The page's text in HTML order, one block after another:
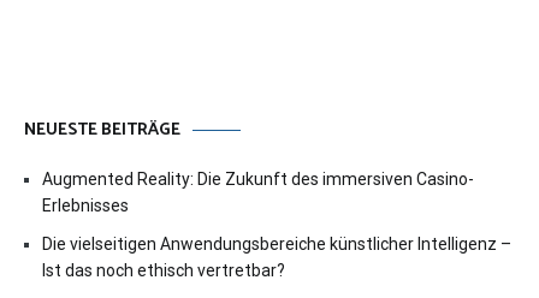
NEUESTE BEITRÄGE
Augmented Reality: Die Zukunft des immersiven Casino-
Erlebnisses
Die vielseitigen Anwendungsbereiche künstlicher Intelligenz –
Ist das noch ethisch vertretbar?